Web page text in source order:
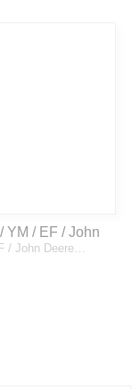
YM / EF / John
/ John Deere…